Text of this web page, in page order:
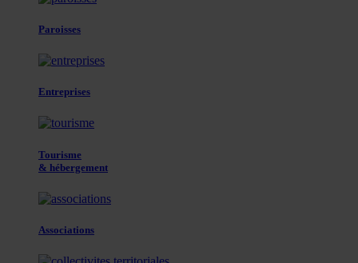
Paroisses
Entreprises
Tourisme
& hébergement
Associations